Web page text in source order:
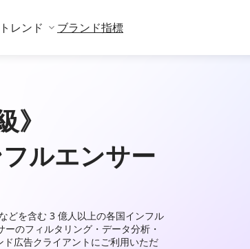
トレンド ブランド指標
》
ルエンサー
どを含む 3 億人以上の各国インフル
のフィルタリング・データ分析・
広告クライアントにご利用いただ